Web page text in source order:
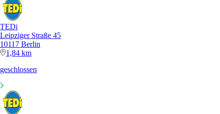
TEDi
Leipziger Straße 45
10117 Berlin
1,84 km
geschlossen